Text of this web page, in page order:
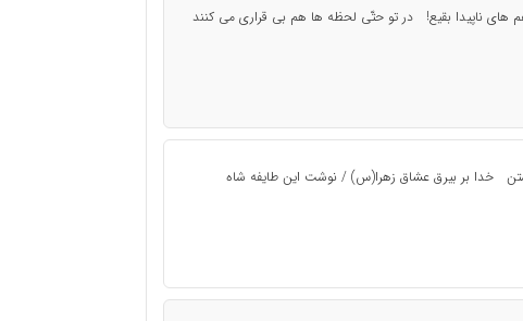
غم هاى ناپیدا بقیع! در تو حتّى لحظه ها هم بى قرارى مى کنند
خدا بر بیرق عشاق زهرا(س) / نوشت این طایفه شاه